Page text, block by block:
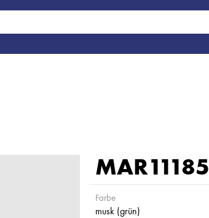
MAR11185
Farbe
musk (grün)